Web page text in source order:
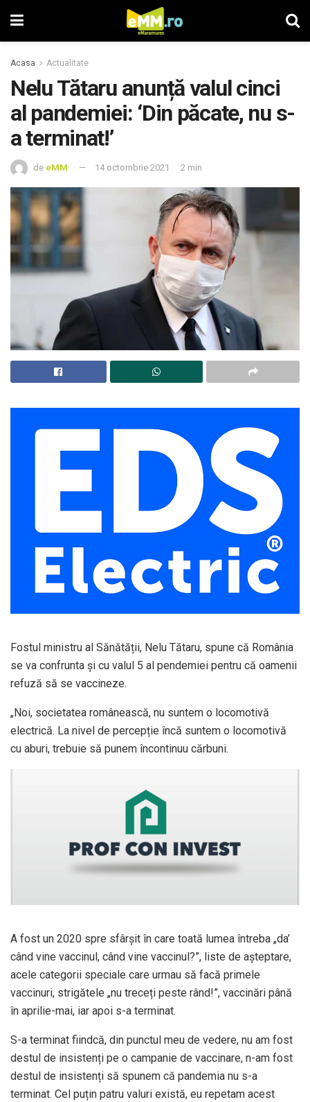
Acasa Actualitate
Nelu Tătaru anunță valul cinci
al pandemiei: ‘Din păcate, nu s-
a terminat!’
de eMM 14 octombrie 2021 2 min
Fostul ministru al Sănătății, Nelu Tătaru, spune că România
se va confrunta și cu valul 5 al pendemiei pentru că oamenii
refuză să se vaccineze.
„Noi, societatea românească, nu suntem o locomotivă
electrică. La nivel de percepție încă suntem o locomotivă
cu aburi, trebuie să punem încontinuu cărbuni.
A fost un 2020 spre sfârșit în care toată lumea întreba „da’
când vine vaccinul, când vine vaccinul?”, liste de așteptare,
acele categorii speciale care urmau să facă primele
vaccinuri, strigătele „nu treceți peste rând!”, vaccinări până
în aprilie-mai, iar apoi s-a terminat.
S-a terminat fiindcă, din punctul meu de vedere, nu am fost
destul de insistenți pe o campanie de vaccinare, n-am fost
destul de insistenți să spunem că pandemia nu s-a
terminat. Cel puțin patru valuri există, eu repetam acest